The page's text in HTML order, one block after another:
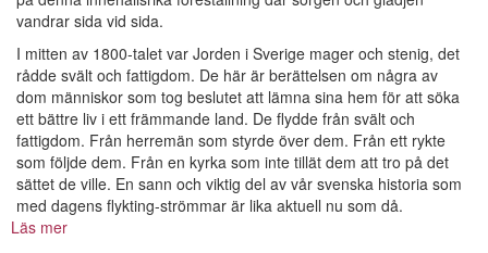
vandrar sida vid sida.
I mitten av 1800-talet var Jorden i Sverige mager och stenig, det
rådde svält och fattigdom. De här är berättelsen om några av
dom människor som tog beslutet att lämna sina hem för att söka
ett bättre liv i ett främmande land. De flydde från svält och
fattigdom. Från herremän som styrde över dem. Från ett rykte
som följde dem. Från en kyrka som inte tillät dem att tro på det
sättet de ville. En sann och viktig del av vår svenska historia som
med dagens flykting-strömmar är lika aktuell nu som då.
Läs mer